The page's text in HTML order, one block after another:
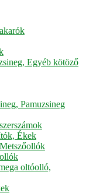
Egyéb kötöző
Pamuzsineg
Ékek
oltóolló,